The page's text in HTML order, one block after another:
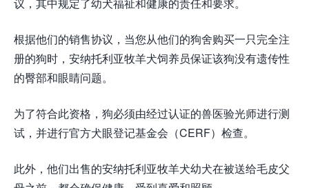
议，其中规定了幼犬福祉和健康的责任和要求。
根据他们的销售协议，当您从他们的狗舍购买一只完全注
册的狗时，安纳托利亚牧羊犬饲养员保证该狗没有遗传性
的臀部和眼睛问题。
为了符合此资格，狗必须由经过认证的兽医验光师进行测
试，并进行官方犬眼登记基金会（CERF）检查。
此外，他们出售的安纳托利亚牧羊犬幼犬在被送给毛皮父